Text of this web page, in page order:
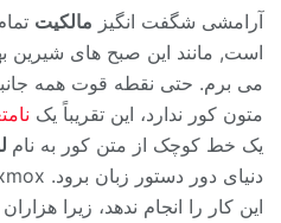
آرامشی شگفت انگیز مالکیت
است, مانند این صبح های شیرین
می برم. حتی نقطه قوت همه
متون کور ندارد، این تقریباً یک
یک خط کوچک از متن کور به نام
این کار را انجام ندهد، زیرا